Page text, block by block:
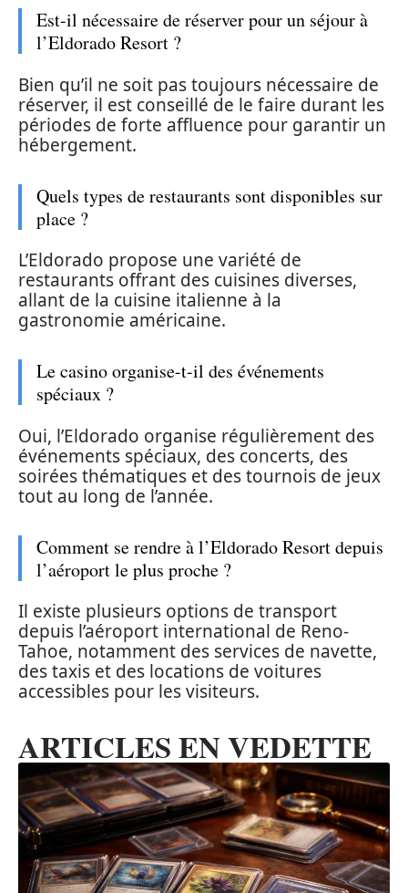
Est-il nécessaire de réserver pour un séjour à
l’Eldorado Resort ?
Bien qu’il ne soit pas toujours nécessaire de
réserver, il est conseillé de le faire durant les
périodes de forte affluence pour garantir un
hébergement.
Quels types de restaurants sont disponibles sur
place ?
L’Eldorado propose une variété de
restaurants offrant des cuisines diverses,
allant de la cuisine italienne à la
gastronomie américaine.
Le casino organise-t-il des événements
spéciaux ?
Oui, l’Eldorado organise régulièrement des
événements spéciaux, des concerts, des
soirées thématiques et des tournois de jeux
tout au long de l’année.
Comment se rendre à l’Eldorado Resort depuis
l’aéroport le plus proche ?
Il existe plusieurs options de transport
depuis l’aéroport international de Reno-
Tahoe, notamment des services de navette,
des taxis et des locations de voitures
accessibles pour les visiteurs.
ARTICLES EN VEDETTE